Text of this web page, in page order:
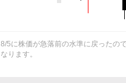
8/5に株価が急落前の水準に戻ったの
なります。